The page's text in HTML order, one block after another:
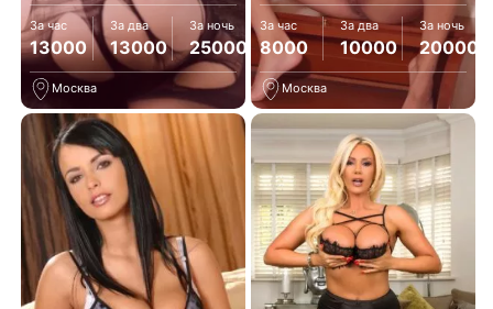
За час
13000
За два
13000
За ночь
25000
Москва
За час
8000
За два
10000
За ночь
20000
Москва